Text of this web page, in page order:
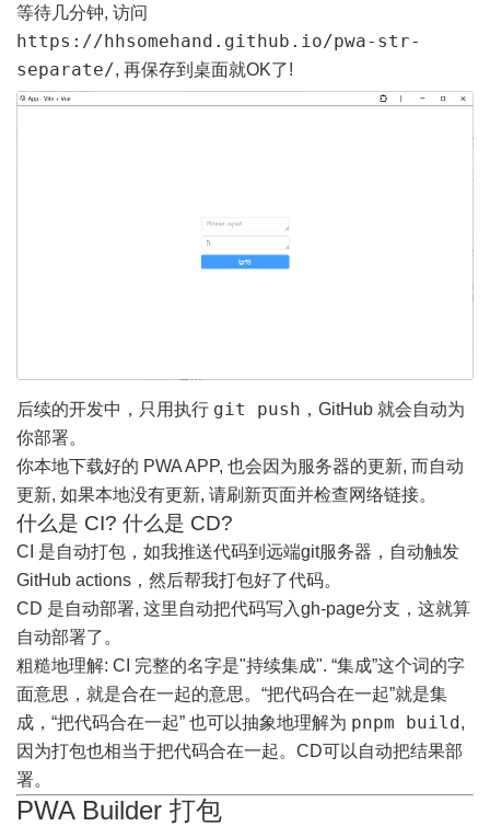
等待几分钟, 访问
https://hhsomehand.github.io/pwa-str-
separate/, 再保存到桌面就OK了!
后续的开发中，只用执行 git push ，GitHub 就会自动为
你部署。
你本地下载好的 PWA APP, 也会因为服务器的更新, 而自动
更新, 如果本地没有更新, 请刷新页面并检查网络链接。
什么是 CI? 什么是 CD?
CI 是自动打包，如我推送代码到远端git服务器，自动触发
GitHub actions，然后帮我打包好了代码。
CD 是自动部署, 这里自动把代码写入gh-page分支，这就算
自动部署了。
粗糙地理解: CI 完整的名字是"持续集成". “集成”这个词的字
面意思，就是合在一起的意思。“把代码合在一起”就是集
成，“把代码合在一起” 也可以抽象地理解为 pnpm build,
因为打包也相当于把代码合在一起。CD可以自动把结果部
署。
PWA Builder 打包